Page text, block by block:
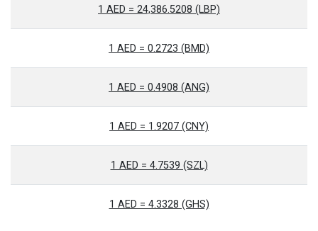
1 AED = 24,386.5208 (LBP)
1 AED = 0.2723 (BMD)
1 AED = 0.4908 (ANG)
1 AED = 1.9207 (CNY)
1 AED = 4.7539 (SZL)
1 AED = 4.3328 (GHS)